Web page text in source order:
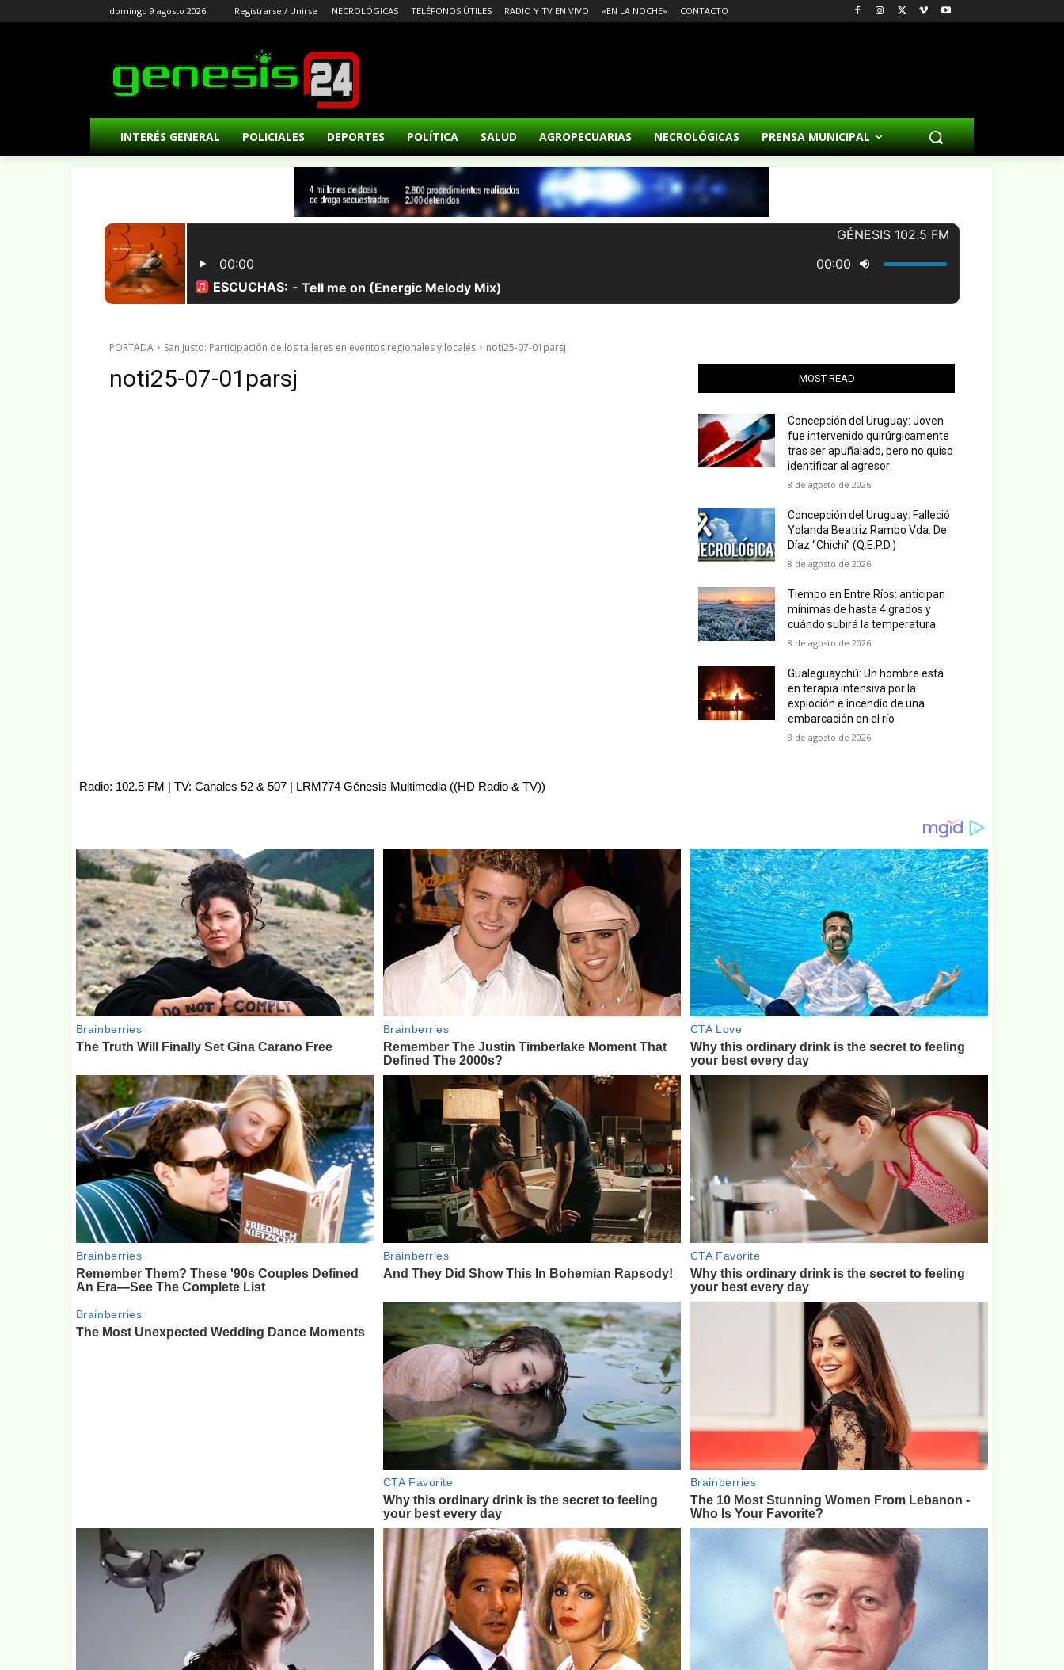
domingo 9 agosto 2026 Registrarse / Unirse NECROLÓGICAS TELÉFONOS ÚTILES RADIO Y TV EN VIVO «EN LA NOCHE» CONTACTO
INTERÉS GENERAL POLICIALES DEPORTES POLÍTICA SALUD AGROPECUARIAS NECROLÓGICAS PRENSA MUNICIPAL
PORTADA San Justo: Participación de los talleres en eventos regionales y locales noti25-07-01parsj
noti25-07-01parsj MOST READ
Concepción del Uruguay: Joven
fue intervenido quirúrgicamente
tras ser apuñalado, pero no quiso
identificar al agresor
8 de agosto de 2026
Concepción del Uruguay: Falleció
Yolanda Beatriz Rambo Vda. De
Díaz “Chichi” (Q.E.P.D.)
8 de agosto de 2026
Tiempo en Entre Ríos: anticipan
mínimas de hasta 4 grados y
cuándo subirá la temperatura
8 de agosto de 2026
Gualeguaychú: Un hombre está
en terapia intensiva por la
exploción e incendio de una
embarcación en el río
8 de agosto de 2026
Radio: 102.5 FM | TV: Canales 52 & 507 | LRM774 Génesis Multimedia ((HD Radio & TV))